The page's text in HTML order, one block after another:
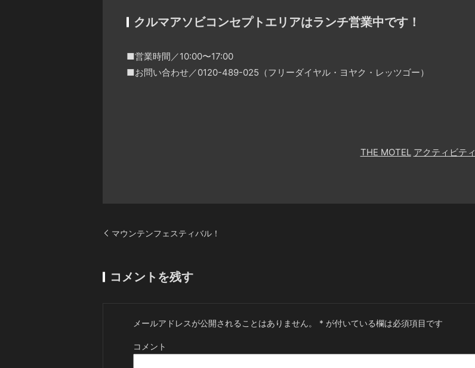
クルマアソビコンセプトエリアはランチ営業中です！
■営業時間／10:00〜17:00
■お問い合わせ／0120-489-025（フリーダイヤル・ヨヤク・レッツゴー）
THE MOTEL アクティビティ
マウンテンフェスティバル！
コメントを残す
メールアドレスが公開されることはありません。 * が付いている欄は必須項目です
コメント